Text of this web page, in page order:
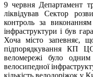
9 червня Департамент
ліквідував Сектор
контроль за
інфраструктури і був
Хоча місто запевняє,
підпорядкування КП
веломережі було
велосипедної
кількість велодоріжок у